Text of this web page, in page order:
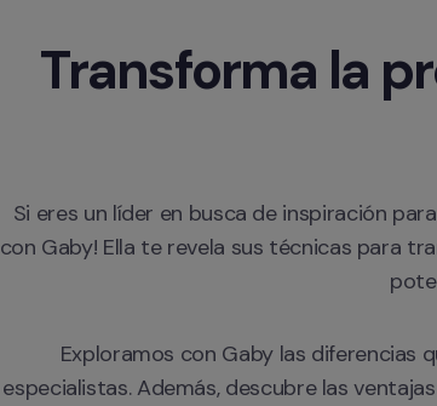
Transforma la
Si eres un líder en busca de inspiración
con Gaby! Ella te revela sus técnicas para
Exploramos con Gaby las diferencias
especialistas. Además, descubre las